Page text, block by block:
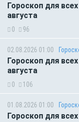
Гороскоп для
августа
0 96
02.08.2026 01:00
Гороскоп для
августа
0 106
01.08.2026 01:00
Гороскоп для